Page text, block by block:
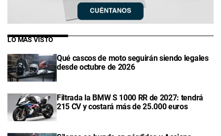
LO MÁS VISTO
Qué cascos de moto seguirán siendo legales
desde octubre de 2026
Filtrada la BMW S 1000 RR de 2027: tendrá
215 CV y costará más de 25.000 euros